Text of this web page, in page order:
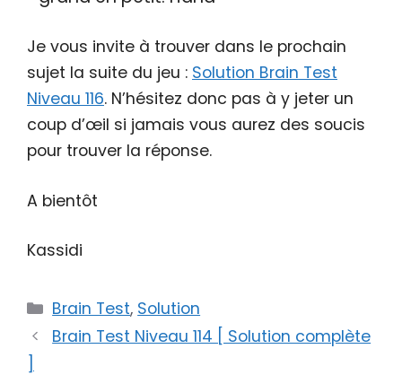
Je vous invite à trouver dans le prochain
sujet la suite du jeu : Solution Brain Test
Niveau 116. N’hésitez donc pas à y jeter un
coup d’œil si jamais vous aurez des soucis
pour trouver la réponse.
A bientôt
Kassidi
Catégories
Brain Test, Solution
Brain Test Niveau 114 [ Solution complète